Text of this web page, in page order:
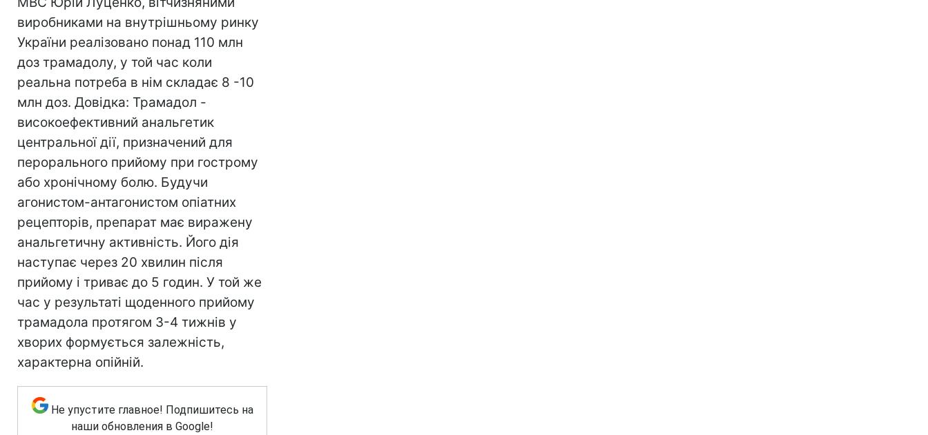
виробниками на внутрішньому ринку
України реалізовано понад 110 млн
доз трамадолу, у той час коли
реальна потреба в нім складає 8 -10
млн доз. Довідка: Трамадол -
високоефективний анальгетик
центральної дії, призначений для
перорального прийому при гострому
або хронічному болю. Будучи
агонистом-антагонистом опіатних
рецепторів, препарат має виражену
анальгетичну активність. Його дія
наступає через 20 хвилин після
прийому і триває до 5 годин. У той же
час у результаті щоденного прийому
трамадола протягом 3-4 тижнів у
хворих формується залежність,
характерна опійній.
Не упустите главное! Подпишитесь на
наши обновления в Google!